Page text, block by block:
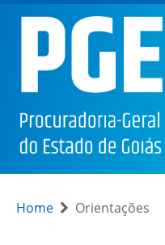
Home Orientações